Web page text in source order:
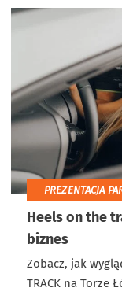
PREZENTACJA
Heels on the
biznes
Zobacz, jak
TRACK na Torze